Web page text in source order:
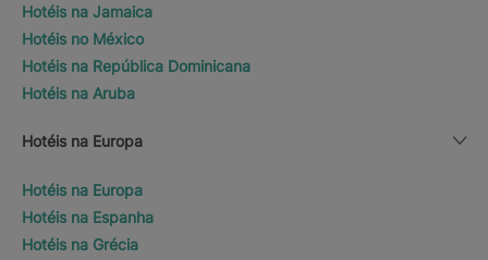
Hotéis na Jamaica
Hotéis no México
Hotéis na República Dominicana
Hotéis na Aruba
Hotéis na Europa
Hotéis na Europa
Hotéis na Espanha
Hotéis na Grécia